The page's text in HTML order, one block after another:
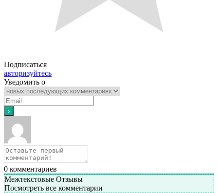
Подписаться
авторизуйтесь
Уведомить о
0 комментариев
Межтекстовые Отзывы
Посмотреть все комментарии